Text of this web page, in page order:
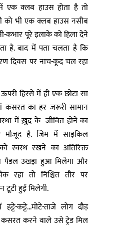
एक क्लब हाउस होता है तो
को भी एक क्लब हाउस नसीब
कभार पूरे इलाके को हिला देने
है. बाद में पता चलता है कि
दिवस पर नाच-कूद चल रहा
हिस्से में ही एक छोटा सा
कसरत का हर ज़रूरी सामान
में ख़ुद के जीवित होने का
मौजूद है. जिम में साइकिल
स्वस्थ रखने का अतिरिक्त
पैडल उखड़ा हुआ मिलेगा और
रहा तो निश्चित तौर पर
हुई मिलेगी.
कट्टे...मोटे-ताजे लोग दौड़
करने वाले उसे ट्रेड मिल